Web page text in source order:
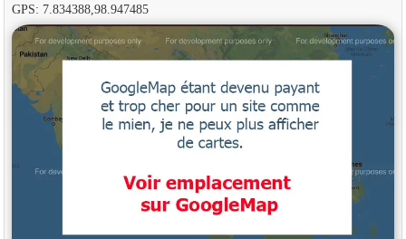
GPS: 7.834388,98.947485